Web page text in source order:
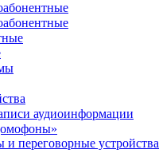
аудиоинформации
переговорные устройства